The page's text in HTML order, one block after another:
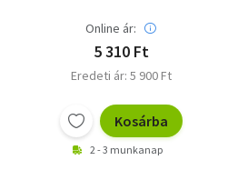
Online ár:
5 310 Ft
Eredeti ár: 5 900 Ft
Kosárba
2 - 3 munkanap